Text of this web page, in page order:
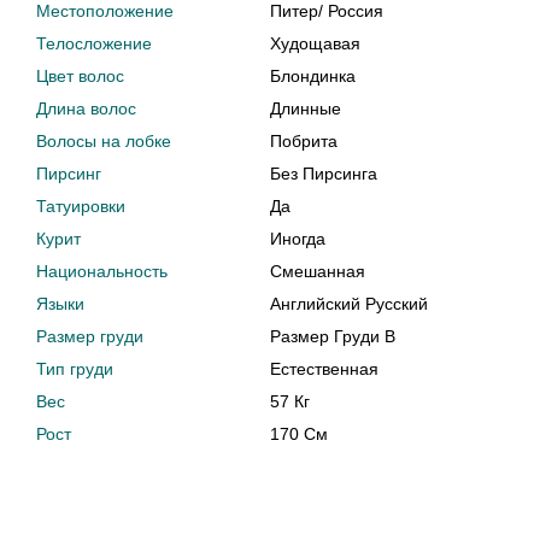
Местоположение
Питер/ Россия
Телосложение
Худощавая
Цвет волос
Блондинка
Длина волос
Длинные
Волосы на лобке
Побрита
Пирсинг
Без Пирсинга
Татуировки
Да
Курит
Иногда
Национальность
Смешанная
Языки
Английский Русский
Размер груди
Размер Груди B
Тип груди
Естественная
Вес
57 Кг
Рост
170 См